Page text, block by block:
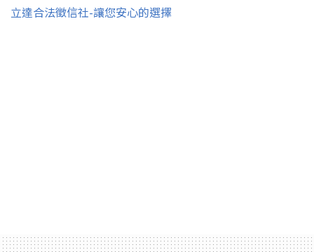
立達合法徵信社-讓您安心的選擇